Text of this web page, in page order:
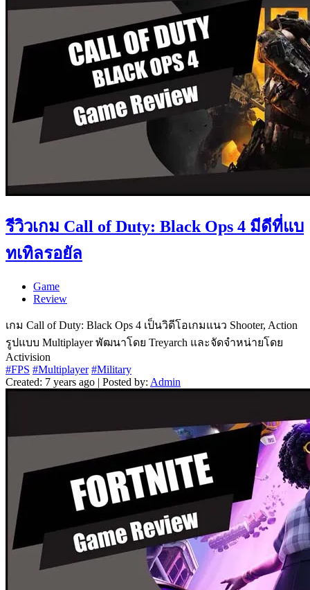
รีวิวเกม Call of Duty: Black Ops 4 มีดีที่แบ
ทเทิลรอยัล
Game
Review
เกม Call of Duty: Black Ops 4 เป็นวิดีโอเกมแนว Shooter, Action
รูปแบบ Multiplayer พัฒนาโดย Treyarch และจัดจำหน่ายโดย
Activision
#FPS #Multiplayer #Military
Created: 7 years ago | Posted by: Admin